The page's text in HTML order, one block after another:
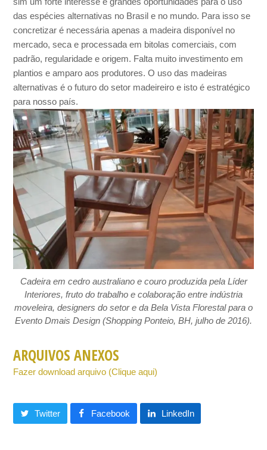
das espécies alternativas no Brasil e no mundo. Para isso se
concretizar é necessária apenas a madeira disponível no
mercado, seca e processada em bitolas comerciais, com
padrão, regularidade e origem. Falta muito investimento em
plantios e amparo aos produtores. O uso das madeiras
alternativas é o futuro do setor madeireiro e isto é estratégico
para nosso país.
Cadeira em cedro australiano e couro produzida pela Líder
Interiores, fruto do trabalho e colaboração entre indústria
moveleira, designers do setor e da Bela Vista Florestal para o
Evento Dmais Design (Shopping Ponteio, BH, julho de 2016).
ARQUIVOS ANEXOS
Fazer download arquivo (Clique aqui)
Twitter Facebook LinkedIn